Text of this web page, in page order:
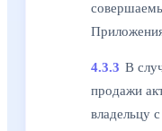
4.3.3 В
продажи
владельцу